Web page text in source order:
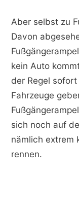
Aber selbst zu
Davon
kein Auto
der Regel
Fahrzeuge
sich noch auf
nämlich extrem
rennen.